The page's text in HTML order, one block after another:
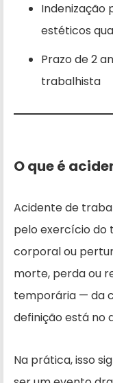
Indenização
estéticos
Prazo de 2
trabalhista
O que é
Acidente de
pelo exercício do
corporal ou
morte, perda ou
temporária — da
definição está no
Na prática, isso